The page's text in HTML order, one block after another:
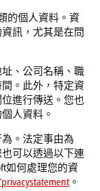
的個人資料。資
訊，尤其是在問
、公司名稱、職
。此外，特定資
進行傳送。您也
人資料。
。法定事由為
也可以透過以下連
如何處理您的資
。